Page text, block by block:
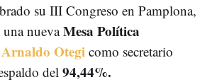
su III Congreso en Pamplona,
nuevaMesa Política
Arnaldo Otegi como secretario
del 94,44%.